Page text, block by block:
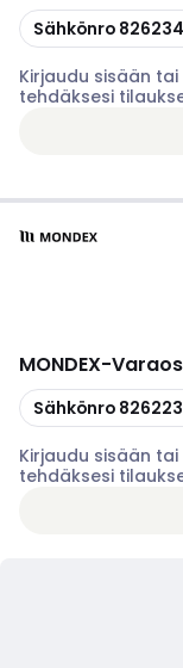
Kopioi
Sähkönro
Kirjaudu sisään
tehdäksesi
MONDEX-
Kopioi
Sähkönro
Kirjaudu sisään
tehdäksesi